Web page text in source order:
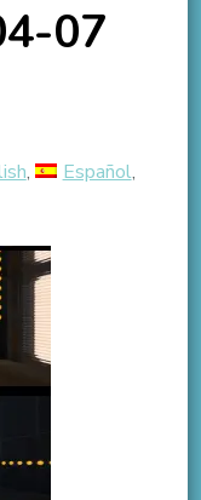
07
Español